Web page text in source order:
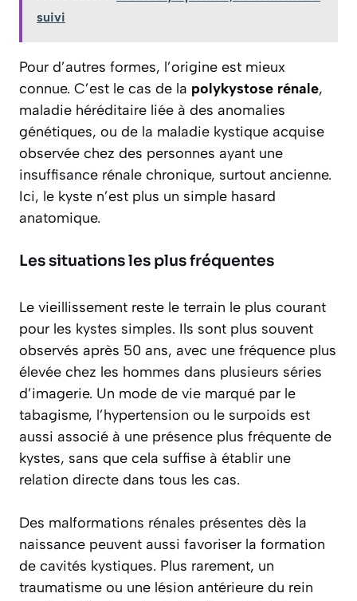
suivi
Pour d’autres formes, l’origine est mieux
connue. C’est le cas de la polykystose rénale,
maladie héréditaire liée à des anomalies
génétiques, ou de la maladie kystique acquise
observée chez des personnes ayant une
insuffisance rénale chronique, surtout ancienne.
Ici, le kyste n’est plus un simple hasard
anatomique.
Les situations les plus fréquentes
Le vieillissement reste le terrain le plus courant
pour les kystes simples. Ils sont plus souvent
observés après 50 ans, avec une fréquence plus
élevée chez les hommes dans plusieurs séries
d’imagerie. Un mode de vie marqué par le
tabagisme, l’hypertension ou le surpoids est
aussi associé à une présence plus fréquente de
kystes, sans que cela suffise à établir une
relation directe dans tous les cas.
Des malformations rénales présentes dès la
naissance peuvent aussi favoriser la formation
de cavités kystiques. Plus rarement, un
traumatisme ou une lésion antérieure du rein